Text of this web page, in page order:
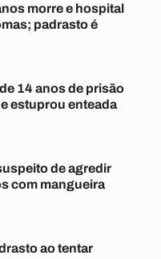
morre e hospital
padrasto é
14 anos de prisão
estuprou enteada
de agredir
com mangueira
ao tentar